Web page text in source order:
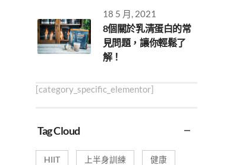
18 5 月, 2021
8個關於乳清蛋白的常
見問題，讓你輕鬆了
解！
[category_specific_elementor]
Tag Cloud
HIIT 上半身訓練 健康